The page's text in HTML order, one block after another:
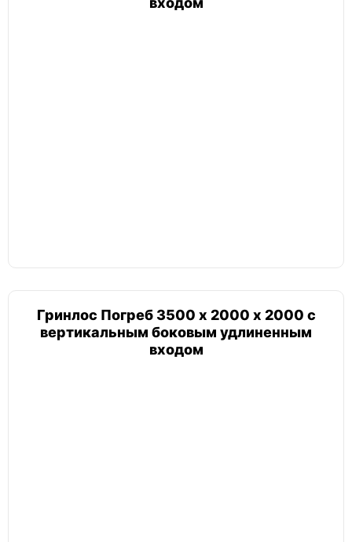
Гринлос Погреб 3500 х 2000 х 2000 с
вертикальным боковым удлиненным
входом